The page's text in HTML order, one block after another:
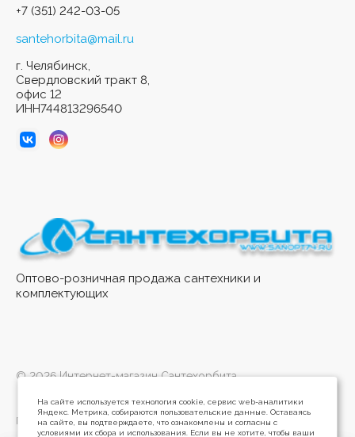
Оптово-розничная продажа сантехники и
комплектующих
+7 (351) 242-03-05
santehorbita@mail.ru
г. Челябинск,
Свердловский тракт 8,
офис 12
ИНН744813296540
© 2026 Интернет-магазин Сантехорбита
Политика конфиденциальности
На сайте используется технология cookie, сервис web-аналитики
Яндекс. Метрика, собираются пользовательские данные. Оставаясь
на сайте, вы подтверждаете, что ознакомлены и согласны с
условиями их сбора и использования. Если вы не хотите, чтобы ваши